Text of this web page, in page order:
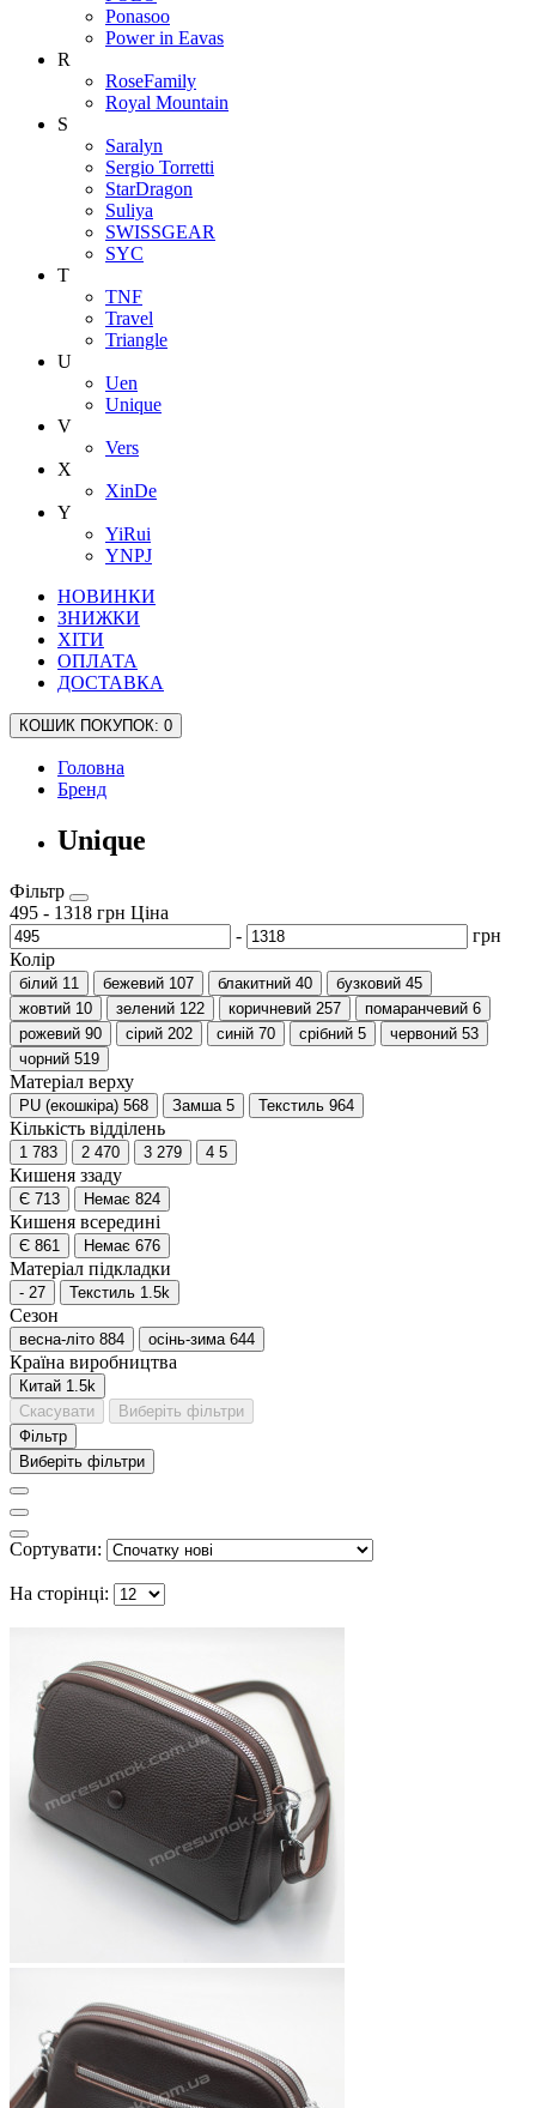
Ponasoo
Power in Eavas
R
RoseFamily
Royal Mountain
S
Saralyn
Sergio Torretti
StarDragon
Suliya
SWISSGEAR
SYC
T
TNF
Travel
Triangle
U
Uen
Unique
V
Vers
X
XinDe
Y
YiRui
YNPJ
НОВИНКИ
ЗНИЖКИ
ХІТИ
ОПЛАТА
ДОСТАВКА
КОШИК ПОКУПОК: 0
Головна
Бренд
Unique
Фільтр
495 - 1318 грн Ціна
-
грн
Колір
білий 11 бежевий 107 блакитний 40 бузковий 45
жовтий 10 зелений 122 коричневий 257 помаранчевий 6
рожевий 90 сірий 202 синій 70 срібний 5 червоний 53
чорний 519
Матеріал верху
PU (екошкіра) 568 Замша 5 Текстиль 964
Кількість відділень
1 783 2 470 3 279 4 5
Кишеня ззаду
Є 713 Немає 824
Кишеня всередині
Є 861 Немає 676
Матеріал підкладки
- 27 Текстиль 1.5k
Сезон
весна-літо 884 осінь-зима 644
Країна виробництва
Китай 1.5k
Скасувати
Виберіть фільтри
Фільтр
Виберіть фільтри
Сортувати:
На сторінці: